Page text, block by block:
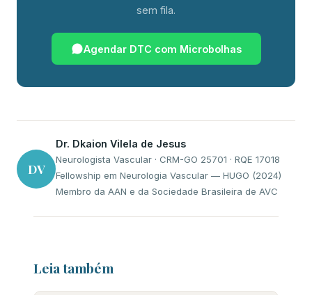
sem fila.
Agendar DTC com Microbolhas
DV
Dr. Dkaion Vilela de Jesus
Neurologista Vascular · CRM-GO 25701 · RQE 17018
Fellowship em Neurologia Vascular — HUGO (2024)
Membro da AAN e da Sociedade Brasileira de AVC
Leia também